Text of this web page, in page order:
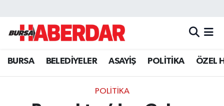
BURSA BELEDİYELER ASAYİŞ POLİTİKA ÖZEL
POLİTİKA
Hava Durumu
Trafik Durumu
Süper Lig Puan Durumu ve Fikstür